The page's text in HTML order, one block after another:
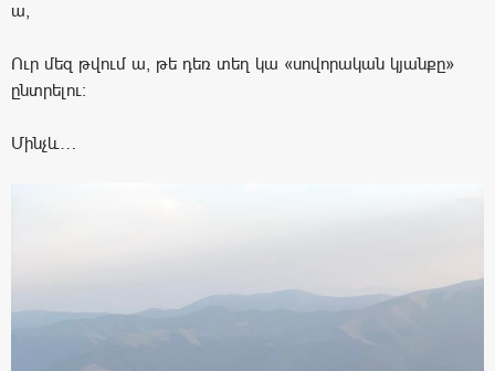
ա,
Ուր մեզ թվում ա, թե դեռ տեղ կա «սովորական կյանքը»
ընտրելու:
Մինչև…